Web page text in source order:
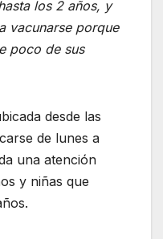
los 2 años, y
vacunarse porque
poco de sus
desde las
de lunes a
una atención
y niñas que